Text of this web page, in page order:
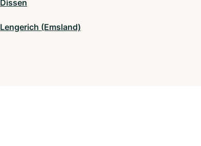
Dissen
Lengerich (Emsland)